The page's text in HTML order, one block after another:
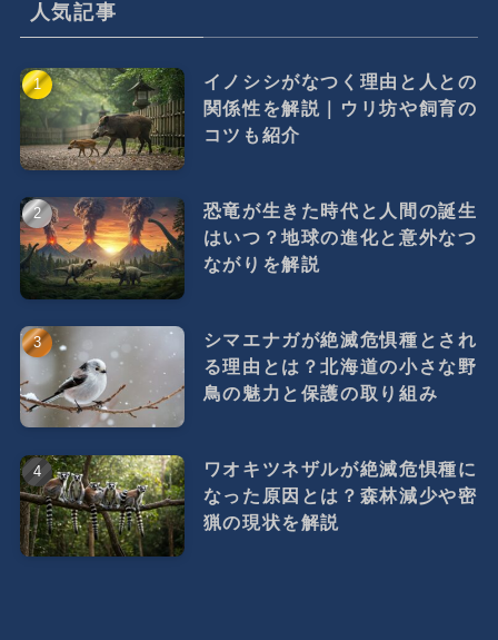
人気記事
イノシシがなつく理由と人との
関係性を解説｜ウリ坊や飼育の
コツも紹介
恐竜が生きた時代と人間の誕生
はいつ？地球の進化と意外なつ
ながりを解説
シマエナガが絶滅危惧種とされ
る理由とは？北海道の小さな野
鳥の魅力と保護の取り組み
ワオキツネザルが絶滅危惧種に
なった原因とは？森林減少や密
猟の現状を解説